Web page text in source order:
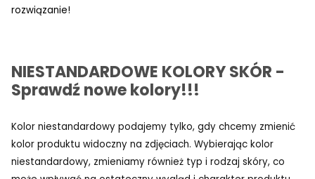
rozwiązanie!
NIESTANDARDOWE KOLORY SKÓR -
Sprawdź nowe kolory!!!
Kolor niestandardowy podajemy tylko, gdy chcemy zmienić
kolor produktu widoczny na zdjęciach. Wybierając kolor
niestandardowy, zmieniamy również typ i rodzaj skóry, co